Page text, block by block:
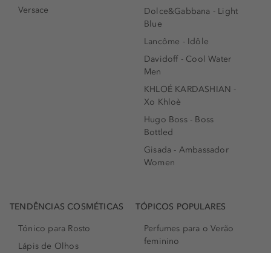
Versace
Dolce&Gabbana - Light
Blue
Lancôme - Idôle
Davidoff - Cool Water
Men
KHLOÉ KARDASHIAN -
Xo Khloè
Hugo Boss - Boss
Bottled
Gisada - Ambassador
Women
TENDÊNCIAS COSMÉTICAS
Tónico para Rosto
Lápis de Olhos
TÓPICOS POPULARES
Perfumes para o Verão
feminino